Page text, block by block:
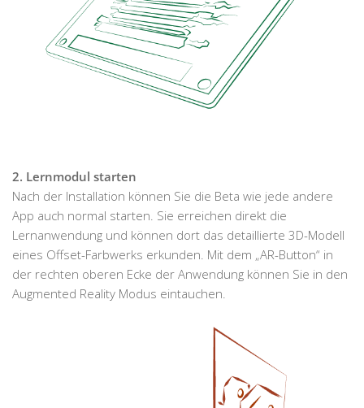
2. Lernmodul starten
Nach der Installation können Sie die Beta wie jede andere
App auch normal starten. Sie erreichen direkt die
Lernanwendung und können dort das detaillierte 3D-Modell
eines Offset-Farbwerks erkunden. Mit dem „AR-Button“ in
der rechten oberen Ecke der Anwendung können Sie in den
Augmented Reality Modus eintauchen.